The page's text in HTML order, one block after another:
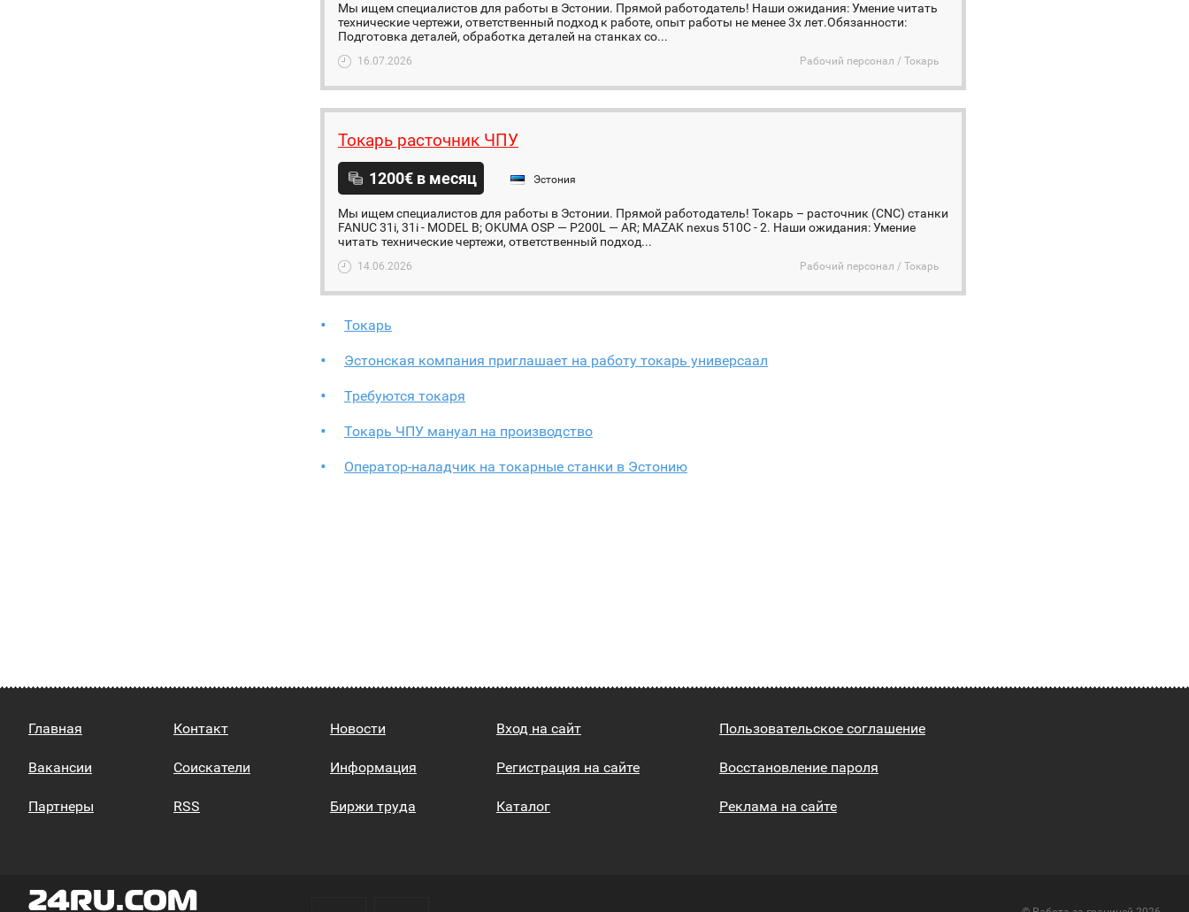
Мы ищем специалистов для работы в Эстонии. Прямой работодатель! Наши ожидания: Умение читать
технические чертежи, ответственный подход к работе, опыт работы не менее 3х лет. ​ Обязанности:
Подготовка деталей, обработка деталей на станках со...
16.07.2026 Рабочий персонал / Токарь
Токарь расточник ЧПУ
1200€ в месяц Эстония
Мы ищем специалистов для работы в Эстонии. Прямой работодатель! Токарь – расточник (CNC) станки
FANUC 31i, 31i - MODEL B; OKUMA OSP — P200L — AR; MAZAK nexus 510C - 2. ​ Наши ожидания: Умение
читать технические чертежи, ответственный подход...
14.06.2026 Рабочий персонал / Токарь
Токарь
Эстонская компания приглашает на работу токарь универсаал
Требуются токаря
Токарь ЧПУ мануал на производство
Оператор-наладчик на токарные станки в Эстонию
Главная
Вакансии
Партнеры
Контакт
Соискатели
RSS
Новости
Информация
Биржи труда
Вход на сайт
Регистрация на сайте
Каталог
Пользовательское соглашение
Восстановление пароля
Реклама на сайте